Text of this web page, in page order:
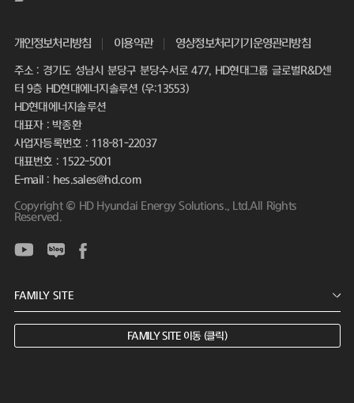
개인정보처리방침 이용약관 영상정보처리기기운영관리방침
주소 : 경기도 성남시 분당구 분당수서로 477, HD현대그룹 글로벌R&D센
터 9층 HD현대에너지솔루션 (우:13553)
HD현대에너지솔루션
대표자 : 박종환
사업자등록번호 : 118-81-22037
대표번호 : 1522-5001
E-mail : hes.sales@hd.com
Copyright © HD Hyundai Energy Solutions., Ltd.All Rights
Reserved.
FAMILY SITE 이동 (클릭)